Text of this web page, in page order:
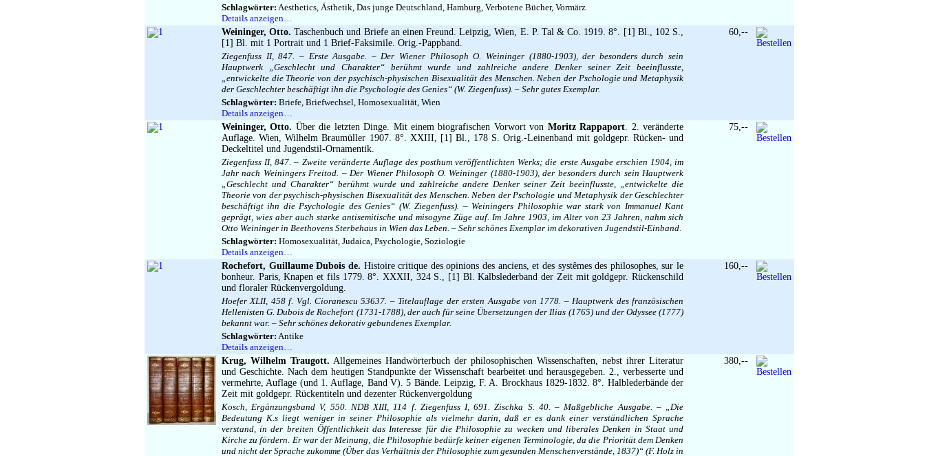
Schlagwörter: Aesthetics, Ästhetik, Das junge Deutschland, Hamburg, Verbotene Bücher, Vormärz
Details anzeigen…
Weininger, Otto. Taschenbuch und Briefe an einen Freund. Leipzig, Wien, E. P. Tal & Co. 1919. 8°. [1] Bl., 102 S.,
[1] Bl. mit 1 Portrait und 1 Brief-Faksimile. Orig.-Pappband.
Ziegenfuss II, 847. – Erste Ausgabe. – Der Wiener Philosoph O. Weininger (1880-1903), der besonders durch sein
Hauptwerk „Geschlecht und Charakter“ berühmt wurde und zahlreiche andere Denker seiner Zeit beeinflusste,
„entwickelte die Theorie von der psychisch-physischen Bisexualität des Menschen. Neben der Pschologie und Metaphysik
der Geschlechter beschäftigt ihn die Psychologie des Genies“ (W. Ziegenfuss). – Sehr gutes Exemplar.
Schlagwörter: Briefe, Briefwechsel, Homosexualität, Wien
Details anzeigen…
60,--
Weininger, Otto. Über die letzten Dinge. Mit einem biografischen Vorwort von Moritz Rappaport. 2. veränderte
Auflage. Wien, Wilhelm Braumüller 1907. 8°. XXIII, [1] Bl., 178 S. Orig.-Leinenband mit goldgepr. Rücken- und
Deckeltitel und Jugendstil-Ornamentik.
Ziegenfuss II, 847. – Zweite veränderte Auflage des posthum veröffentlichten Werks; die erste Ausgabe erschien 1904, im
Jahr nach Weiningers Freitod. – Der Wiener Philosoph O. Weininger (1880-1903), der besonders durch sein Hauptwerk
„Geschlecht und Charakter“ berühmt wurde und zahlreiche andere Denker seiner Zeit beeinflusste, „entwickelte die
Theorie von der psychisch-physischen Bisexualität des Menschen. Neben der Pschologie und Metaphysik der Geschlechter
beschäftigt ihn die Psychologie des Genies“ (W. Ziegenfuss). – Weiningers Philosophie war stark von Immanuel Kant
geprägt, wies aber auch starke antisemitische und misogyne Züge auf. Im Jahre 1903, im Alter von 23 Jahren, nahm sich
Otto Weininger in Beethovens Sterbehaus in Wien das Leben. – Sehr schönes Exemplar im dekorativen Jugendstil-Einband.
Schlagwörter: Homosexualität, Judaica, Psychologie, Soziologie
Details anzeigen…
75,--
Rochefort, Guillaume Dubois de. Histoire critique des opinions des anciens, et des systêmes des philosophes, sur le
bonheur. Paris, Knapen et fils 1779. 8°. XXXII, 324 S., [1] Bl. Kalbslederband der Zeit mit goldgepr. Rückenschild
und floraler Rückenvergoldung.
Hoefer XLII, 458 f. Vgl. Cioranescu 53637. – Titelauflage der ersten Ausgabe von 1778. – Hauptwerk des französischen
Hellenisten G. Dubois de Rochefort (1731-1788), der auch für seine Übersetzungen der Ilias (1765) und der Odyssee (1777)
bekannt war. – Sehr schönes dekorativ gebundenes Exemplar.
Schlagwörter: Antike
Details anzeigen…
160,--
Krug, Wilhelm Traugott. Allgemeines Handwörterbuch der philosophischen Wissenschaften, nebst ihrer Literatur
und Geschichte. Nach dem heutigen Standpunkte der Wissenschaft bearbeitet und herausgegeben. 2., verbesserte und
vermehrte, Auflage (und 1. Auflage, Band V). 5 Bände. Leipzig, F. A. Brockhaus 1829-1832. 8°. Halblederbände der
Zeit mit goldgepr. Rückentiteln und dezenter Rückenvergoldung
Kosch, Ergänzungsband V, 550. NDB XIII, 114 f. Ziegenfuss I, 691. Zischka S. 40. – Maßgebliche Ausgabe. – „Die
Bedeutung K.s liegt weniger in seiner Philosophie als vielmehr darin, daß er es dank einer verständlichen Sprache
verstand, in der breiten Öffentlichkeit das Interesse für die Philosophie zu wecken und liberales Denken in Staat und
Kirche zu fördern. Er war der Meinung, die Philosophie bedürfe keiner eigenen Terminologie, da die Priorität dem Denken
und nicht der Sprache zukomme (Über das Verhältnis der Philosophie zum gesunden Menschenverstände, 1837)“ (F. Holz in
380,--